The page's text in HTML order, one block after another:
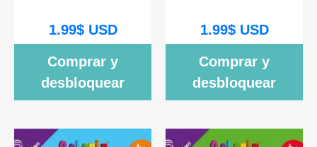
1.99$USD
Comprar y
desbloquear
1.99$USD
Comprar y
desbloquear